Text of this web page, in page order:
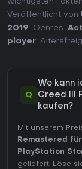
Veröffentlicht von
2019. Genres:
player.
Q
Wo kann
Creed III
kaufen?
Mit unserem
Remastered
PlayStation
geliefert. Löse